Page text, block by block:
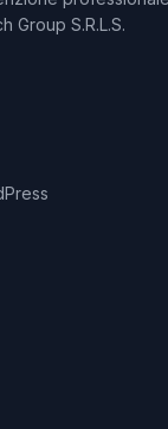
Group S.R.L.S.